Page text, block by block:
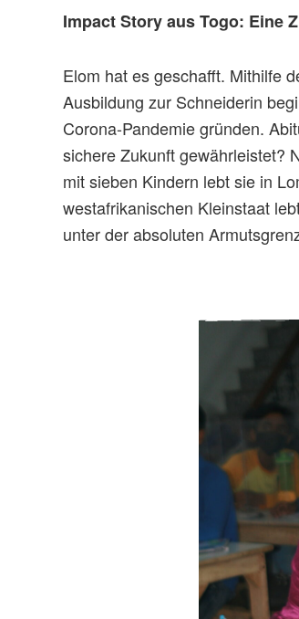
Impact Story aus Togo: Eine
Elom hat es geschafft. Mithilfe
Ausbildung zur Schneiderin
Corona-Pandemie gründen.
sichere Zukunft gewährleistet?
mit sieben Kindern lebt sie in
westafrikanischen Kleinstaat
unter der absoluten